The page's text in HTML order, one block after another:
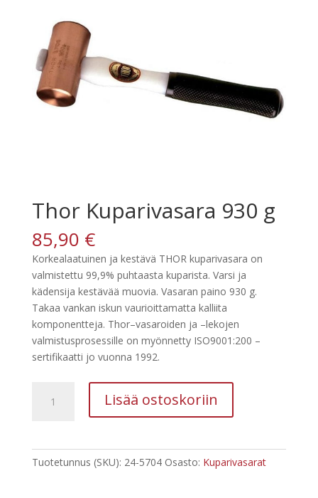
Thor Kuparivasara 930 g
85,90 €
Korkealaatuinen ja kestävä THOR kuparivasara on
valmistettu 99,9% puhtaasta kuparista. Varsi ja
kädensija kestävää muovia. Vasaran paino 930 g.
Takaa vankan iskun vaurioittamatta kalliita
komponentteja. Thor–vasaroiden ja –lekojen
valmistusprosessille on myönnetty ISO9001:200 –
sertifikaatti jo vuonna 1992.
Kuparivasara
Lisää ostoskoriin
Tuotetunnus (SKU): 24-5704 Osasto: Kuparivasarat